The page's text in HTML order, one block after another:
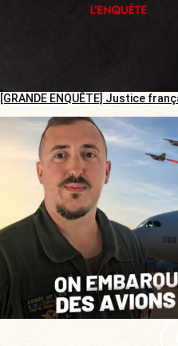
[GRANDE ENQUÊTE] Justice